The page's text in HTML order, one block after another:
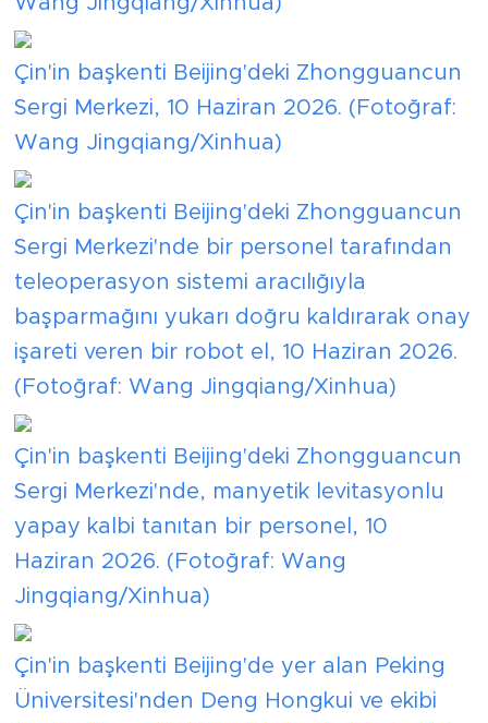
Çin'in başkenti Beijing'deki Zhongguancun
Sergi Merkezi, 10 Haziran 2026. (Fotoğraf:
Wang Jingqiang/Xinhua)
Çin'in başkenti Beijing'deki Zhongguancun
Sergi Merkezi'nde bir personel tarafından
teleoperasyon sistemi aracılığıyla
başparmağını yukarı doğru kaldırarak onay
işareti veren bir robot el, 10 Haziran 2026.
(Fotoğraf: Wang Jingqiang/Xinhua)
Çin'in başkenti Beijing'deki Zhongguancun
Sergi Merkezi'nde, manyetik levitasyonlu
yapay kalbi tanıtan bir personel, 10
Haziran 2026. (Fotoğraf: Wang
Jingqiang/Xinhua)
Çin'in başkenti Beijing'de yer alan Peking
Üniversitesi'nden Deng Hongkui ve ekibi